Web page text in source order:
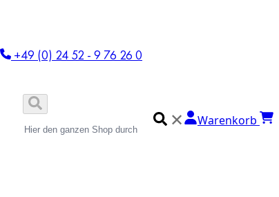
+49 (0) 24 52 - 9 76 26 0
✕ Warenkorb